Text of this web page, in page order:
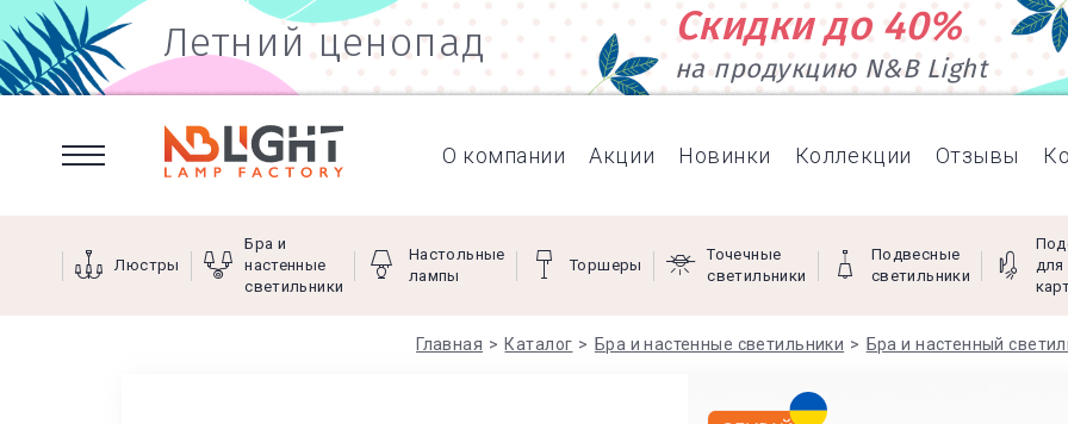
Летний ценопад Скидки до 40%
на продукцию N&B Light
О компании Акции Новинки Коллекции Отзывы
Люстры
Бра и
настенные
светильники
Настольные
лампы
Торшеры
Точечные
светильники
Подвесные
светильники
для
Главная Каталог Бра и настенные светильники Бра и настенный